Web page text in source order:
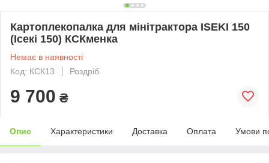
Картоплекопалка для мінітрактора ISEKI 150
(Ісекі 150) КСКменка
Немає в наявності
Код: КСК13
Роздріб
9 700 ₴
Опис Характеристики Доставка Оплата Умови